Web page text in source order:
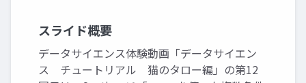
スライド概要
データサイエンス体験動画「データサイエン
ス チュートリアル 猫のタロー編」の第12